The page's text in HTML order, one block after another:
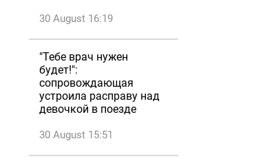
30 August 16:19
"Тебе врач нужен
будет!":
сопровождающая
устроила расправу над
девочкой в поезде
30 August 15:51